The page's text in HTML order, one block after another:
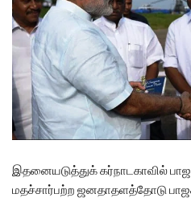
இதனையடுத்துக் கர்நாடகாவில்
மதச்சார்பற்ற ஜனதாதளத்தோடு